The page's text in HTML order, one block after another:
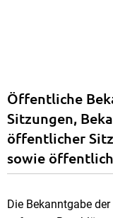
Öffentliche
Sitzungen,
öffentlicher
sowie
Die Bekanntgabe